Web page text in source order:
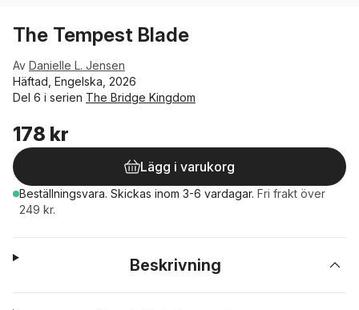
The Tempest Blade
Av Danielle L. Jensen
Häftad, Engelska, 2026
Del 6 i serien The Bridge Kingdom
178 kr
Lägg i varukorg
Beställningsvara. Skickas inom 3-6 vardagar. Fri frakt över
249 kr.
Beskrivning